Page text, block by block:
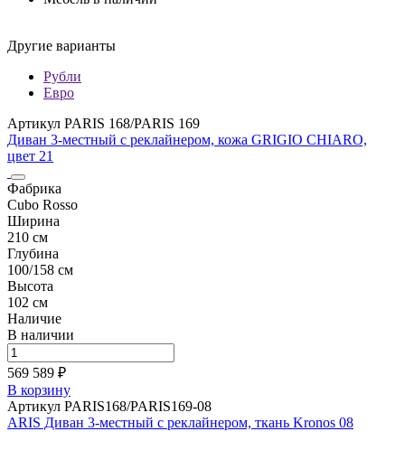
Другие варианты
Рубли
Евро
Артикул PARIS 168/PARIS 169
Диван 3-местный с реклайнером, кожа GRIGIO CHIARO,
цвет 21
Фабрика
Cubo Rosso
Ширина
210 см
Глубина
100/158 см
Высота
102 см
Наличие
В наличии
569 589 ₽
В корзину
Артикул PARIS168/PARIS169-08
ARIS Диван 3-местный с реклайнером, ткань Kronos 08